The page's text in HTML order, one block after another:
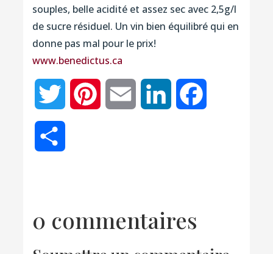
souples, belle acidité et assez sec avec 2,5g/l
de sucre résiduel. Un vin bien équilibré qui en
donne pas mal pour le prix!
www.benedictus.ca
Twitter Pinterest Email LinkedIn
0 commentaires